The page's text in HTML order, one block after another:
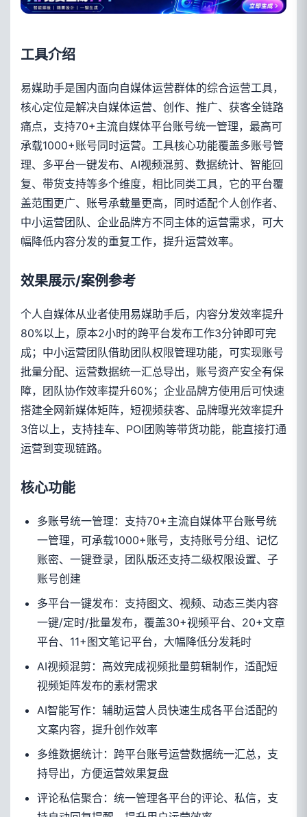
工具介绍
易媒助手是国内面向自媒体运营群体的综合运营工具，
核心定位是解决自媒体运营、创作、推广、获客全链路
痛点，支持70+主流自媒体平台账号统一管理，最高可
承载1000+账号同时运营。工具核心功能覆盖多账号管
理、多平台一键发布、AI视频混剪、数据统计、智能回
复、带货支持等多个维度，相比同类工具，它的平台覆
盖范围更广、账号承载量更高，同时适配个人创作者、
中小运营团队、企业品牌方不同主体的运营需求，可大
幅降低内容分发的重复工作，提升运营效率。
效果展示/案例参考
个人自媒体从业者使用易媒助手后，内容分发效率提升
80%以上，原本2小时的跨平台发布工作3分钟即可完
成；中小运营团队借助团队权限管理功能，可实现账号
批量分配、运营数据统一汇总导出，账号资产安全有保
障，团队协作效率提升60%；企业品牌方使用后可快速
搭建全网新媒体矩阵，短视频获客、品牌曝光效率提升
3倍以上，支持挂车、POI团购等带货功能，能直接打通
运营到变现链路。
核心功能
多账号统一管理：支持70+主流自媒体平台账号统
一管理，可承载1000+账号，支持账号分组、记忆
账密、一键登录，团队版还支持二级权限设置、子
账号创建
多平台一键发布：支持图文、视频、动态三类内容
一键/定时/批量发布，覆盖30+视频平台、20+文章
平台、11+图文笔记平台，大幅降低分发耗时
AI视频混剪：高效完成视频批量剪辑制作，适配短
视频矩阵发布的素材需求
AI智能写作：辅助运营人员快速生成各平台适配的
文案内容，提升创作效率
多维数据统计：跨平台账号运营数据统一汇总，支
持导出，方便运营效果复盘
评论私信聚合：统一管理各平台的评论、私信，支